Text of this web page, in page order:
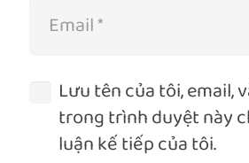
Lưu tên của tôi, email,
trong trình duyệt này
luận kế tiếp của tôi.